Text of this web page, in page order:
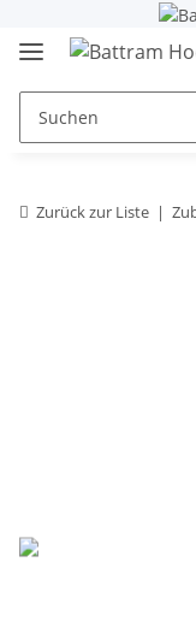
Zurück zur Liste